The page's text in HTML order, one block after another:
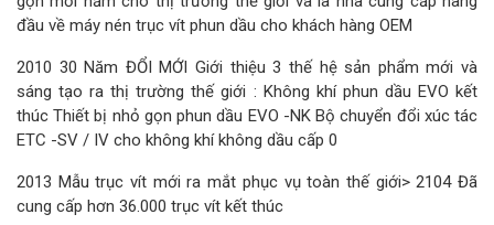
đầu về máy nén trục vít phun dầu cho khách hàng OEM
2010 30 Năm ĐỔI MỚI Giới thiệu 3 thế hệ sản phẩm mới và
sáng tạo ra thị trường thế giới : Không khí phun dầu EVO kết
thúc Thiết bị nhỏ gọn phun dầu EVO -NK Bộ chuyển đổi xúc tác
ETC -SV / IV cho không khí không dầu cấp 0
2013 Mẫu trục vít mới ra mắt phục vụ toàn thế giới> 2104 Đã
cung cấp hơn 36.000 trục vít kết thúc